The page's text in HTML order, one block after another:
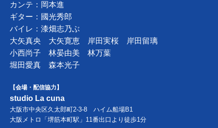
カンテ：岡本進
ギター：國光秀郎
バイレ：漆畑志乃ぶ
大矢真央 大矢寛恵 岸田実桜 岸田留璃
小西尚子 林晏由美 林万葉
堀田愛真 森本光子
【会場・配信協力】
studio La cuna
大阪市中央区久太郎町2-3-8 ハイム船場B1
大阪メトロ「堺筋本町駅」11番出口より徒歩1分